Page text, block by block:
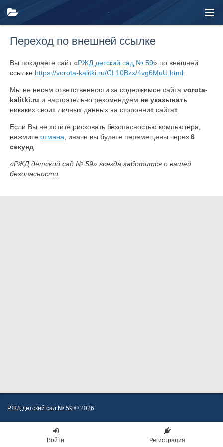
Переход по внешней ссылке
Вы покидаете сайт «РЖД детский сад № 59» по внешней
ссылке https://vorota-kalitki.ru/GL10Bzx/4vg6MuU.html
Мы не несем ответственности за содержимое сайта vorota-
kalitki.ru и настоятельно рекомендуем не указывать
никаких своих личных данных на сторонних сайтах.
Если Вы не хотите рисковать безопасностью компьютера,
нажмите отмена , иначе вы будете перемещены через 6
секунд
«РЖД детский сад № 59» всегда заботится о вашей
безопасности.
РЖД детский сад № 59 © 2026
Войти Регистрация